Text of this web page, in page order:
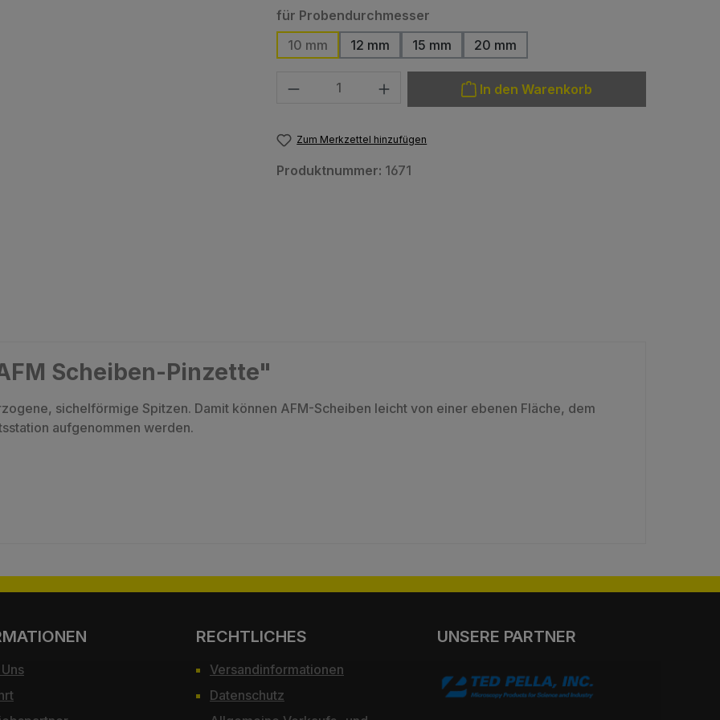
für Probendurchmesser
10 mm
(Diese Option ist zurzeit nicht verfügbar.)
12 mm
(Diese Option ist zurzeit nicht verfügbar.)
15 mm
(Diese Option ist zurzeit nicht verfügbar.)
20 mm
(Diese Option ist zurzeit nicht
Produkt Anzahl: Gib den gewünschten Wert ein oder benutze die
In den Warenkorb
Zum Merkzettel hinzufügen
Produktnummer: 1671
Scheiben-Pinzette"
sichelförmige Spitzen. Damit können AFM-Scheiben leicht von einer ebenen Fläche, dem
aufgenommen werden.
RECHTLICHES
Versandinformationen
Datenschutz
UNSERE PARTNER